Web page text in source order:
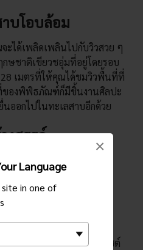
Language
in one of
×
บโอบล้อม
ได้เพลิดเพลินไปกับวิวสวย ๆ
ษชาติเขียวชอุ่มที่อยู่โดยรอบ
เมตรที่ให้คุณได้ชมวิวพื้นที่ที่
ของพิพิธภัณฑ์ก็มีชิ้นงานศิลปะ
ออกไปในทะเลสาบอีกด้วย
งสรรค์
ไม่ใช่แค่พิพิธภัณฑ์ศิลปะ
ความคิดสร้างสรรค์ประจำ
มส่งเสริมการเรียนรู้ และ
ณาตรวจสอบข้อมูลกับเวบไซต์